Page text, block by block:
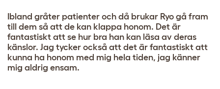
Ibland gråter patienter och då brukar Ryo gå fram
till dem så att de kan klappa honom. Det är
fantastiskt att se hur bra han kan läsa av deras
känslor. Jag tycker också att det är fantastiskt att
kunna ha honom med mig hela tiden, jag känner
mig aldrig ensam.